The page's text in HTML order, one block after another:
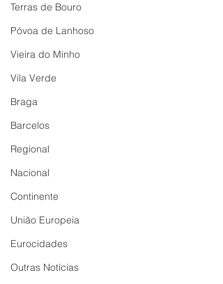
Terras de Bouro
Póvoa de Lanhoso
Vieira do Minho
Vila Verde
Braga
Barcelos
Regional
Nacional
Continente
União Europeia
Eurocidades
Outras Notícias